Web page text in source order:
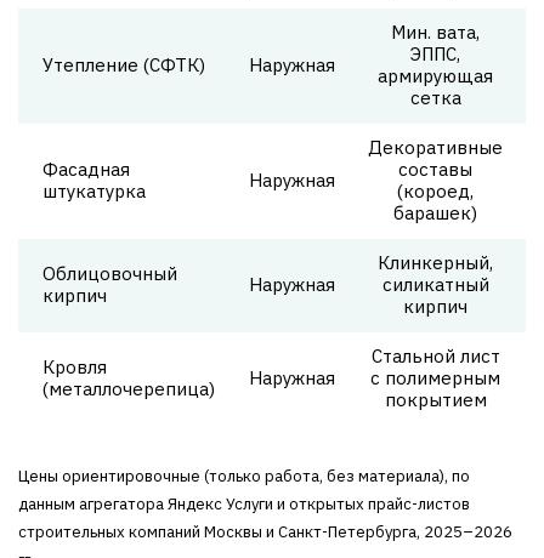
Утепление (СФТК) Наружная
Мин. вата,
ЭППС,
армирующая
сетка
Фасадная
штукатурка
Наружная
Декоративные
составы
(короед,
барашек)
Облицовочный
кирпич
Наружная
Клинкерный,
силикатный
кирпич
Кровля
(металлочерепица)
Наружная
Стальной лист
с полимерным
покрытием
Цены ориентировочные (только работа, без материала), по
данным агрегатора Яндекс Услуги и открытых прайс-листов
строительных компаний Москвы и Санкт-Петербурга, 2025–2026